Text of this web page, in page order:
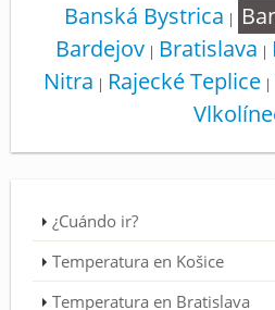
Banská Bystrica |
Bardejov | Bratislava |
Nitra | Rajecké Teplice |
¿Cuándo ir?
Temperatura en Košice
Temperatura en Bratislava